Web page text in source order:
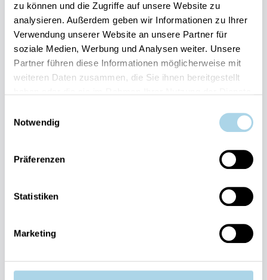
zu können und die Zugriffe auf unsere Website zu
analysieren. Außerdem geben wir Informationen zu Ihrer
Verwendung unserer Website an unsere Partner für
soziale Medien, Werbung und Analysen weiter. Unsere
Partner führen diese Informationen möglicherweise mit
weiteren Daten zusammen, die Sie ihnen bereitgestellt
Notwendig
Präferenzen
Statistiken
Marketing
Ihre Vorteile auf einen Blick:
Bestpreis-Garantie für Ihren Urlaub
Flexible An- und Abreise 24/7 möglich
Risikofrei bis 60 Tage vorher stornieren
Sofortige Buchungsbestätigung
Persönlicher Gästeservice vor Ort Transparente
Fragen und Wünsche?